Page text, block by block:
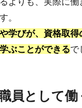
。
学びが、資格取得
ぶことができるで
員として働